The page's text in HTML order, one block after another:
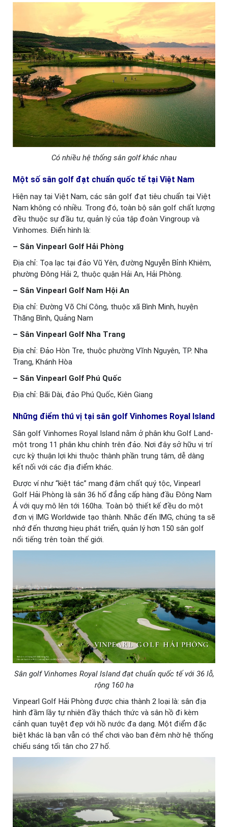
Có nhiều hệ thống sân golf khác nhau
Một số sân golf đạt chuẩn quốc tế tại Việt Nam
Hiện nay tại Việt Nam, các sân golf đạt tiêu chuẩn tại Việt
Nam không có nhiều. Trong đó, toàn bộ sân golf chất lượng
đều thuộc sự đầu tư, quản lý của tập đoàn Vingroup và
Vinhomes. Điển hình là:
– Sân Vinpearl Golf Hải Phòng
Địa chỉ: Tọa lạc tại đảo Vũ Yên, đường Nguyễn Bỉnh Khiêm,
phường Đông Hải 2, thuộc quận Hải An, Hải Phòng.
– Sân Vinpearl Golf Nam Hội An
Địa chỉ: Đường Võ Chí Công, thuộc xã Bình Minh, huyện
Thăng Bình, Quảng Nam
– Sân Vinpearl Golf Nha Trang
Địa chỉ: Đảo Hòn Tre, thuộc phường Vĩnh Nguyên, TP. Nha
Trang, Khánh Hòa
– Sân Vinpearl Golf Phú Quốc
Địa chỉ: Bãi Dài, đảo Phú Quốc, Kiên Giang
Những điểm thú vị tại sân golf Vinhomes Royal Island
Sân golf Vinhomes Royal Island nằm ở phân khu Golf Land-
một trong 11 phân khu chính trên đảo. Nơi đây sở hữu vị trí
cực kỳ thuận lợi khi thuộc thành phần trung tâm, dễ dàng
kết nối với các địa điểm khác.
Được ví như “kiệt tác” mang đậm chất quý tộc, Vinpearl
Golf Hải Phòng là sân 36 hố đẳng cấp hàng đầu Đông Nam
Á với quy mô lên tới 160ha. Toàn bộ thiết kế đều do một
đơn vị IMG Worldwide tạo thành. Nhắc đến IMG, chúng ta sẽ
nhớ đến thương hiẹu phát triển, quản lý hơn 150 sân golf
nổi tiếng trên toàn thế giới.
Sân golf Vinhomes Royal Island đạt chuẩn quốc tế với 36 lỗ,
rộng 160 ha
Vinpearl Golf Hải Phòng được chia thành 2 loại là: sân địa
hình đầm lầy tự nhiên đầy thách thức và sân hồ đi kèm
cảnh quan tuyệt đẹp với hồ nước đa dạng. Một điểm đặc
biệt khác là bạn vẫn có thể chơi vào ban đêm nhờ hệ thống
chiếu sáng tối tân cho 27 hố.